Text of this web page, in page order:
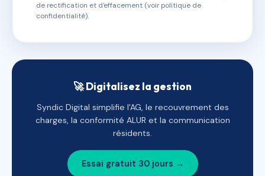
de rectification et d'effacement (voir politique de
confidentialité).
🚀 Digitalisez la gestion
Syndic Digital simplifie l'AG, le recouvrement des
charges, la conformité ALUR et la communication
résidents.
Essai gratuit 30 jours →